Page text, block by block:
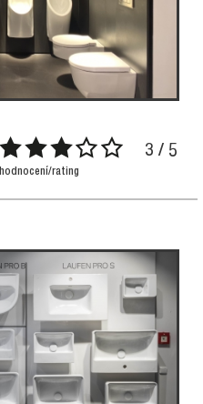
3 / 5
hodnocení/rating